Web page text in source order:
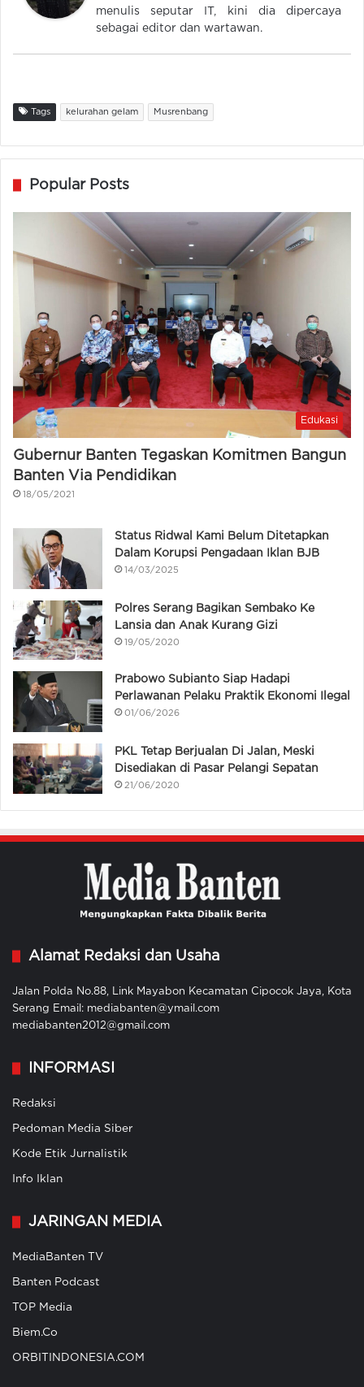
menulis seputar IT, kini dia dipercaya
sebagai editor dan wartawan.
Tags kelurahan gelam Musrenbang
Popular Posts
Edukasi
Gubernur Banten Tegaskan Komitmen Bangun
Banten Via Pendidikan
18/05/2021
Status Ridwal Kami Belum Ditetapkan
Dalam Korupsi Pengadaan Iklan BJB
14/03/2025
Polres Serang Bagikan Sembako Ke
Lansia dan Anak Kurang Gizi
19/05/2020
Prabowo Subianto Siap Hadapi
Perlawanan Pelaku Praktik Ekonomi Ilegal
01/06/2026
PKL Tetap Berjualan Di Jalan, Meski
Disediakan di Pasar Pelangi Sepatan
21/06/2020
Alamat Redaksi dan Usaha
Jalan Polda No.88, Link Mayabon Kecamatan Cipocok Jaya, Kota
Serang Email: mediabanten@ymail.com
mediabanten2012@gmail.com
INFORMASI
Redaksi
Pedoman Media Siber
Kode Etik Jurnalistik
Info Iklan
JARINGAN MEDIA
MediaBanten TV
Banten Podcast
TOP Media
Biem.Co
ORBITINDONESIA.COM